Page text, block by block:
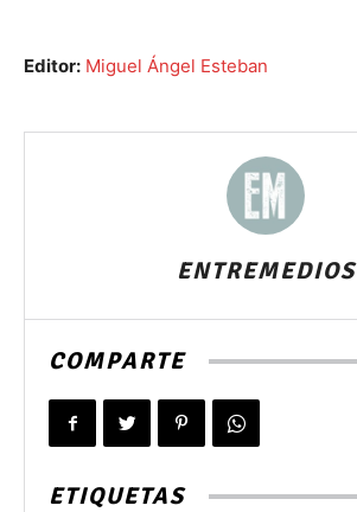
Editor: Miguel Ángel Esteban
ENTREMEDIOS
COMPARTE
ETIQUETAS